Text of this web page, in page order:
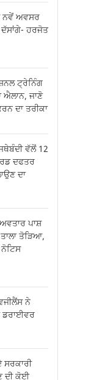
ਨਵੇਂ ਅਵਸਰ
ਦੱਸਾਂਗੇ- ਹਰਜੋਤ
ਟ੍ਰੇਨਿੰਗ
ਐਲਾਨ, ਜਾਣੋ
ਦਾ ਤਰੀਕਾ
ਵੱਲੋਂ 12
ਦਫਤਰ
ਦਾ
ਪਾਸ਼
ਤੋੜਿਆ,
ਨੇ
ਡਰਾਈਵਰ
ਦੀ ਕੋਈ